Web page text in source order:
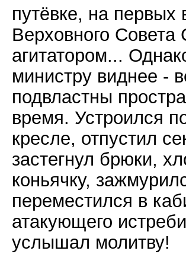
путёвке, на первых
Верховного
агитатором...
министру виднее -
подвластны
время. Устроился
кресле, отпустил
застегнул брюки,
коньячку,
переместился в
атакующего
услышал молитву!